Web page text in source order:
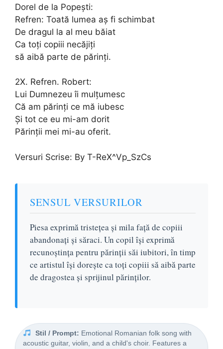
Dorel de la Popești:
Refren: Toată lumea aș fi schimbat
De dragul la al meu băiat
Ca toți copiii necăjiți
să aibă parte de părinți.
2X. Refren. Robert:
Lui Dumnezeu îi mulțumesc
Că am părinți ce mă iubesc
Și tot ce eu mi-am dorit
Părinții mei mi-au oferit.
Versuri Scrise: By T-ReX^Vp_SzCs
SENSUL VERSURILOR
Piesa exprimă tristețea și mila față de copiii
abandonați și săraci. Un copil își exprimă
recunoștința pentru părinții săi iubitori, în timp
ce artistul își dorește ca toți copiii să aibă parte
de dragostea și sprijinul părinților.
Stil / Prompt: Emotional Romanian folk song with
acoustic guitar, violin, and a child's choir. Features a